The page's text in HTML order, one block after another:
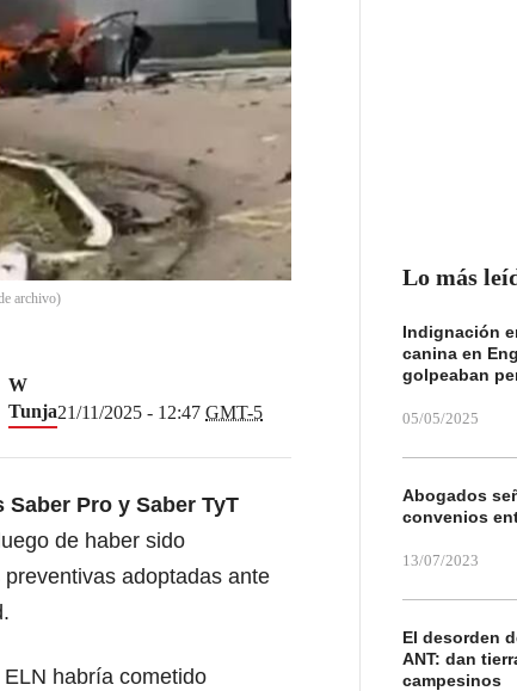
archivo)
W
Tunja21/11/2025 - 12:47 GMT-5
Saber Pro y Saber TyT
de haber sido
adoptadas ante
habría cometido
Lo más
Indignación
canina en
golpeaban
05/05/2025
Abogados
convenios
13/07/2023
El desorden
ANT: dan
campesinos